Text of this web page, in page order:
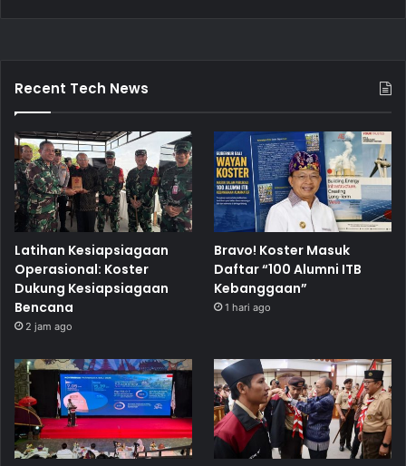
Recent Tech News
Latihan Kesiapsiagaan
Operasional: Koster
Dukung Kesiapsiagaan
Bencana
2 jam ago
Bravo! Koster Masuk
Daftar “100 Alumni ITB
Kebanggaan”
1 hari ago